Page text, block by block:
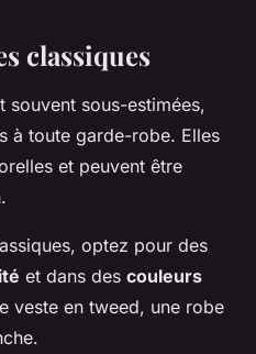
classiques
souvent sous-estimées,
à toute garde-robe. Elles
et peuvent être
optez pour des
et dans des couleurs
veste en tweed, une robe